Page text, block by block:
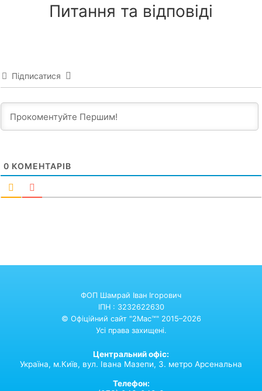
Питання та відповіді
Підписатися
0 КОМЕНТАРІВ
ФОП Шамрай Іван Ігорович
ІПН : 3232622630
© Офіційний сайт "2Mac™" 2015–2026
Усі права захищені.
Центральний офіс:
Україна, м.Київ, вул. Івана Мазепи, 3. метро Арсенальна
Телефон: